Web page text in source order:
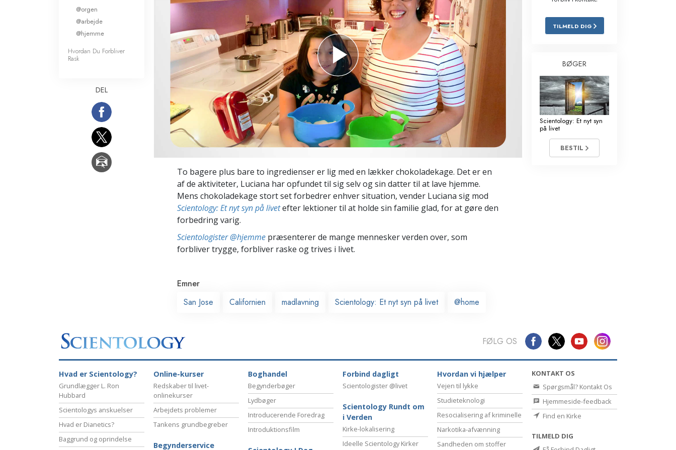
Hvad er storhed?
Scientology Kirkens Frivillige
Hjælpere
Løsninger til stoffer
Redskaber til arbejdspladsen
Etik og tilstandene
Årsagen til undertrykkelse
Undersøgelser
Organiseringens grundlag
Det grundlæggende om public
To bagere plus bare to ingredienser er lig med en lækker chokoladekage. Det er en
af de aktiviteter, Luciana har opfundet til sig selv og sin datter til at lave hjemme.
Mens chokoladekage stort set forbedrer enhver situation, vender Luciana sig mod
Scientology: Et nyt syn på livetefter lektioner til at holde sin familie glad, for at gøre den
forbedring varig.
Scientologister @hjemme præsenterer de mange mennesker verden over, som
forbliver trygge, forbliver raske og trives i livet.
Emner
San Jose
Californien madlavning Scientology: Et nyt syn på livet @home
@orgen
@arbejde
@hjemme
Hvordan Du Forbliver
Rask
DEL
TILMELD DIG
BØGER
Scientology: Et nyt syn
på livet
BESTIL
FØLG OS
Hvad er Scientology?
Grundlægger L. Ron
Hubbard
Scientologys anskuelser
Hvad er Dianetics?
Baggrund og oprindelse
Online-kurser
Redskaber til livet-
onlinekurser
Arbejdets problemer
Tankens grundbegreber
Begynderservice
Boghandel
Begynderbøger
Lydbøger
Introducerende Foredrag
Introduktionsfilm
Forbind dagligt
Scientologister @livet
Scientology Rundt om
i Verden
Kirke-lokalisering
Ideelle Scientology Kirker
Hvordan vi hjælper
Vejen til lykke
Studieteknologi
Resocialisering af kriminelle
Narkotika-afvænning
Sandheden om stoffer
KONTAKT OS
Spørgsmål? Kontakt Os
Hjemmeside-feedback
Find en Kirke
TILMELD DIG